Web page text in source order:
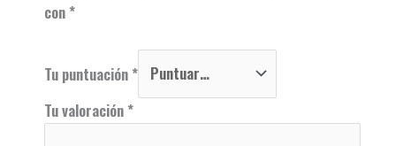
con *
Tu puntuación *
Tu valoración *